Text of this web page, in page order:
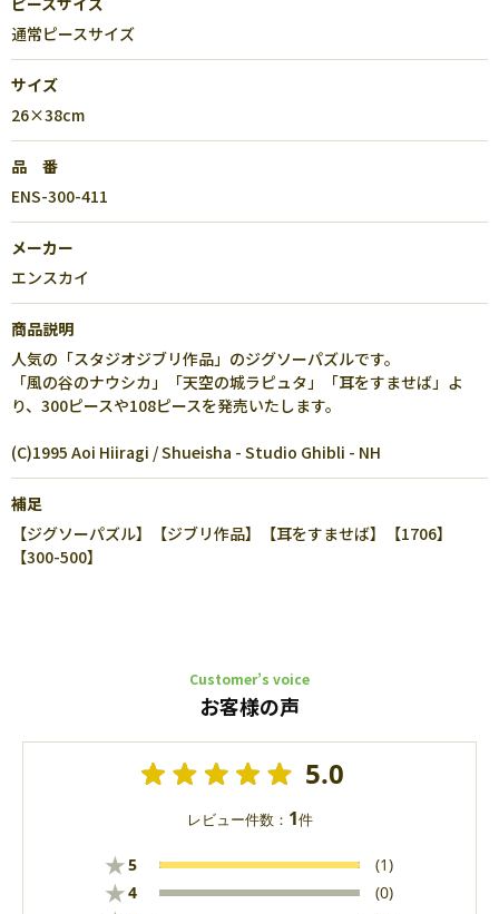
通常ピースサイズ
サイズ
26×38cm
品 番
ENS-300-411
メーカー
エンスカイ
商品説明
人気の「スタジオジブリ作品」のジグソーパズルです。
「風の谷のナウシカ」「天空の城ラピュタ」「耳をすませば」よ
り、300ピースや108ピースを発売いたします。
(C)1995 Aoi Hiiragi / Shueisha - Studio Ghibli - NH
補足
【ジグソーパズル】【ジブリ作品】【耳をすませば】【1706】
【300-500】
Customer’s voice
お客様の声
5.0
レビュー件数： 1件
★5 (1)
★4 (0)